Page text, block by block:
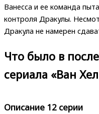
Ванесса и ее команда
контроля Дракулы.
Дракула не намерен
Что было в
сериала «Ван
Описание 12 серии